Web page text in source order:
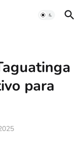
para